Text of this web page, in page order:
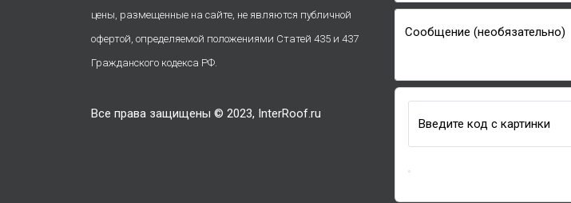
цены, размещенные на сайте, не являются публичной
офертой, определяемой положениями Статей 435 и 437
Гражданского кодекса РФ.
Все права защищены © 2023, InterRoof.ru
Сообщение (необязательно)
Введите код с картинки